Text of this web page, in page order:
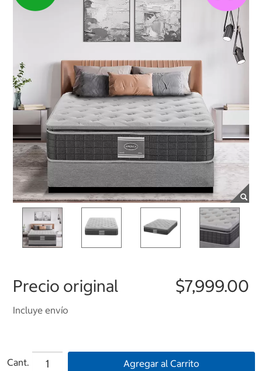
Precio original $7,999.00
Incluye envío
Cant. Agregar al Carrito